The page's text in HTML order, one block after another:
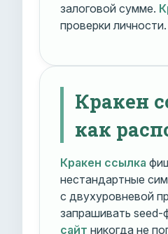
залоговой сумме.
проверки личности.
Кракен
как
Кракен ссылка
нестандартные
с двухуровневой
запрашивать
сайт никогда не